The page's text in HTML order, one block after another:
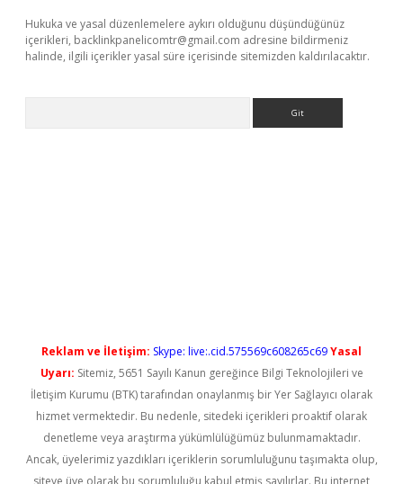
Hukuka ve yasal düzenlemelere aykırı olduğunu düşündüğünüz
içerikleri, backlinkpanelicomtr@gmail.com adresine bildirmeniz
halinde, ilgili içerikler yasal süre içerisinde sitemizden kaldırılacaktır.
Reklam ve İletişim: Skype: live:.cid.575569c608265c69Yasal
Uyarı: Sitemiz, 5651 Sayılı Kanun gereğince Bilgi Teknolojileri ve
İletişim Kurumu (BTK) tarafından onaylanmış bir Yer Sağlayıcı olarak
hizmet vermektedir. Bu nedenle, sitedeki içerikleri proaktif olarak
denetleme veya araştırma yükümlülüğümüz bulunmamaktadır.
Ancak, üyelerimiz yazdıkları içeriklerin sorumluluğunu taşımakta olup,
siteye üye olarak bu sorumluluğu kabul etmiş sayılırlar. Bu internet